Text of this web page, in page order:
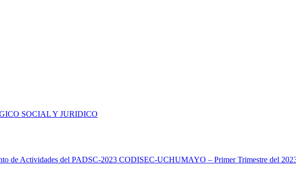
SOCIAL Y JURIDICO
de Actividades del PADSC-2023 CODISEC-UCHUMAYO – Primer Trimestre del